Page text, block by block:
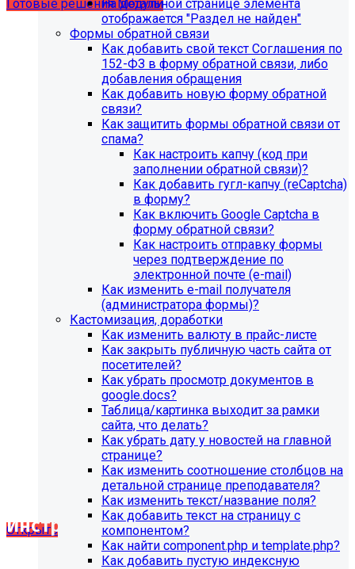
Готовые решенияМодули
Инструкция по удалению ссылок на
социальные сети
Для готовых решений на SIMAI-SF4:
SIMAI-SF4: Сайт библиотеки, SIMAI-SF4: Сайт
благотворительного фонда, SIMAI-SF4: Сайт города,
SIMAI-SF4: Сайт государственной организации, SIMAI-
SF4: Сайт дворца культуры, SIMAI-SF4: Сайт детского
сада, SIMAI-SF4: Сайт кандидата в депутаты, SIMAI-SF4:
Сайт колледжа, SIMAI-SF4: Сайт комплексного центра
социального обслуживания, SIMAI-SF4: Сайт
медицинской организации, SIMAI-SF4: Сайт музея,
SIMAI-SF4: Сайт музыкальной школы, SIMAI-SF4: Сайт
научного центра, НИИ, SIMAI-SF4: Сайт некоммерческой
организации, SIMAI-SF4: Сайт спортивной школы, SIMAI-
SF4: Сайт университета, SIMAI-SF4: Сайт учебного центра,
SIMAI-SF4: Сайт художественной школы, SIMAI-SF4:
Открыть
Инструкция по удалению ссылок на
социальные сети
На детальной странице элемента
отображается "Раздел не найден"
Формы обратной связи
Как добавить свой текст Соглашения по
152-ФЗ в форму обратной связи, либо
добавления обращения
Как добавить новую форму обратной
связи?
Как защитить формы обратной связи от
спама?
Как настроить капчу (код при
заполнении обратной связи)?
Как добавить гугл-капчу (reCaptcha)
в форму?
Как включить Google Captcha в
форму обратной связи?
Как настроить отправку формы
через подтверждение по
электронной почте (e-mail)
Как изменить e-mail получателя
(администратора формы)?
Кастомизация, доработки
Как изменить валюту в прайс-листе
Как закрыть публичную часть сайта от
посетителей?
Как убрать просмотр документов в
google.docs?
Таблица/картинка выходит за рамки
сайта, что делать?
Как убрать дату у новостей на главной
странице?
Как изменить соотношение столбцов на
детальной странице преподавателя?
Как изменить текст/название поля?
Как добавить текст на страницу с
компонентом?
Как найти component.php и template.php?
Как добавить пустую индексную